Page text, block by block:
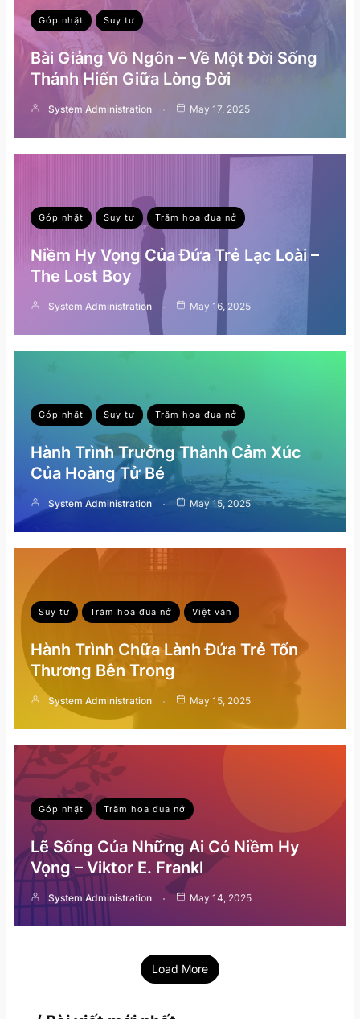
Góp nhặt Suy tư
Bài Giảng Vô Ngôn – Về Một Đời Sống
Thánh Hiến Giữa Lòng Đời
System Administration May 17, 2025
Góp nhặt Suy tư Trăm hoa đua nở
Niềm Hy Vọng Của Đứa Trẻ Lạc Loài –
The Lost Boy
System Administration May 16, 2025
Góp nhặt Suy tư Trăm hoa đua nở
Hành Trình Trưởng Thành Cảm Xúc
Của Hoàng Tử Bé
System Administration May 15, 2025
Suy tư Trăm hoa đua nở Việt văn
Hành Trình Chữa Lành Đứa Trẻ Tổn
Thương Bên Trong
System Administration May 15, 2025
Góp nhặt Trăm hoa đua nở
Lẽ Sống Của Những Ai Có Niềm Hy
Vọng – Viktor E. Frankl
System Administration May 14, 2025
Load More